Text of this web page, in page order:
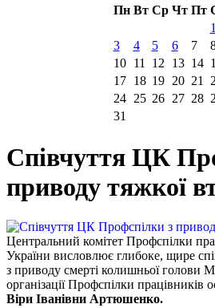
Пн Вт Ср Чт Пт
1
3
4 5 6 7
10
11 12 13 14
17
18 19 20 21
24
25 26 27 28
31
Співчуття ЦК
приводу тяжкої
Центральний комітет Профспілки
України висловлює глибоке, щире
з приводу смерті колишньої голови
організації Профспілки працівників
Віри Іванівни Артюшенко.